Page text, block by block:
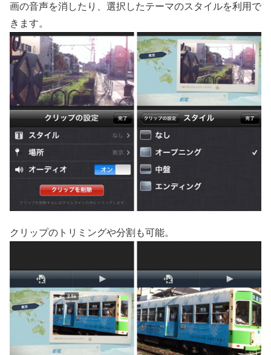
画の音声を消したり、選択したテーマのスタイルを利用で
きます。
クリップのトリミングや分割も可能。